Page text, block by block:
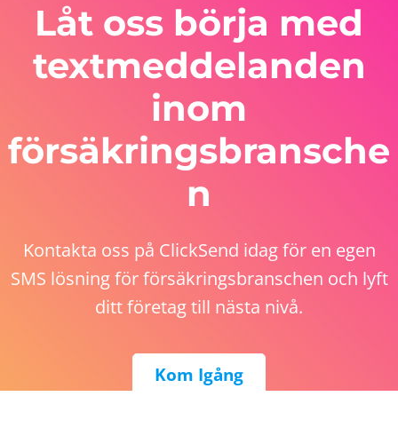
Låt oss börja med
textmeddelanden
inom
försäkringsbransche
n
Kontakta oss på ClickSend idag för en egen
SMS lösning för försäkringsbranschen och lyft
ditt företag till nästa nivå.
Kom Igång